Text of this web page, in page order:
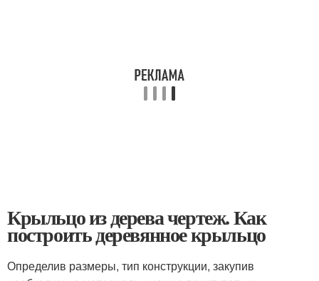
Крыльцо из дерева чертеж. Как
построить деревянное крыльцо
Определив размеры, тип конструкции, закупив